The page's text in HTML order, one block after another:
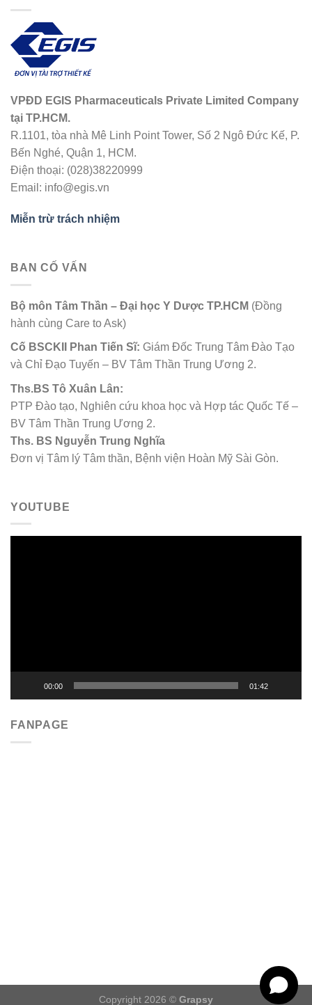
VPĐD EGIS Pharmaceuticals Private Limited Company
tại TP.HCM.
R.1101, tòa nhà Mê Linh Point Tower, Số 2 Ngô Đức Kế, P.
Bến Nghé, Quận 1, HCM.
Điện thoại: (028)38220999
Email: info@egis.vn
Miễn trừ trách nhiệm
BAN CỐ VẤN
Bộ môn Tâm Thần – Đại học Y Dược TP.HCM (Đồng
hành cùng Care to Ask)
Cố BSCKII Phan Tiến Sĩ: Giám Đốc Trung Tâm Đào Tạo
và Chỉ Đạo Tuyến – BV Tâm Thần Trung Ương 2.
Ths.BS Tô Xuân Lân:
PTP Đào tạo, Nghiên cứu khoa học và Hợp tác Quốc Tế –
BV Tâm Thần Trung Ương 2.
Ths. BS Nguyễn Trung Nghĩa
Đơn vị Tâm lý Tâm thần, Bệnh viện Hoàn Mỹ Sài Gòn.
YOUTUBE
00:00 01:42
FANPAGE
Copyright 2026 © Grapsy